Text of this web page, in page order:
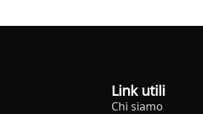
Link utili
Chi siamo